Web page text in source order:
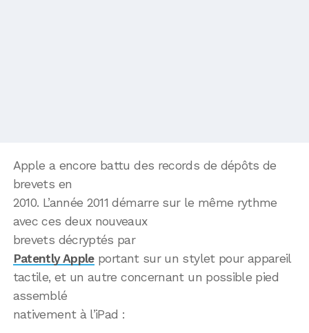
Apple a encore battu des records de dépôts de
brevets en
2010. L’année 2011 démarre sur le même rythme
avec ces deux nouveaux
brevets décryptés par
Patently Appleportant sur un stylet pour appareil
tactile, et un autre concernant un possible pied
assemblé
nativement à l’iPad :